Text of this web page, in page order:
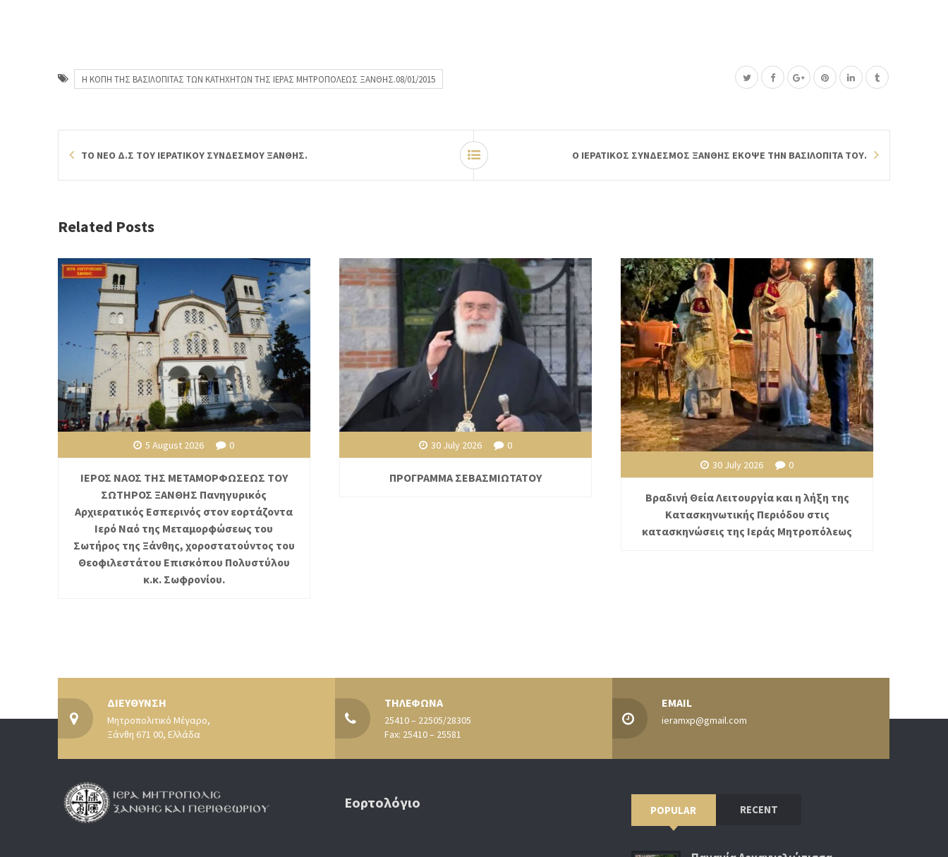
Η ΚΟΠΗ ΤΗΣ ΒΑΣΙΛΟΠΙΤΑΣ ΤΩΝ ΚΑΤΗΧΗΤΩΝ ΤΗΣ ΙΕΡΑΣ ΜΗΤΡΟΠΟΛΕΩΣ ΞΑΝΘΗΣ.08/01/2015
ΤΟ ΝΕΟ Δ.Σ ΤΟΥ ΙΕΡΑΤΙΚΟΥ ΣΥΝΔΕΣΜΟΥ ΞΑΝΘΗΣ. Ο ΙΕΡΑΤΙΚΟΣ ΣΥΝΔΕΣΜΟΣ ΞΑΝΘΗΣ ΕΚΟΨΕ ΤΗΝ ΒΑΣΙΛΟΠΙΤΑ ΤΟΥ.
Related Posts
5 August 2026 0
ΙΕΡΟΣ ΝΑΟΣ ΤΗΣ ΜΕΤΑΜΟΡΦΩΣΕΩΣ ΤΟΥ
ΣΩΤΗΡΟΣ ΞΑΝΘΗΣ Πανηγυρικός
Αρχιερατικός Εσπερινός στον εορτάζοντα
Ιερό Ναό της Μεταμορφώσεως του
Σωτήρος της Ξάνθης, χοροστατούντος του
Θεοφιλεστάτου Επισκόπου Πολυστύλου
κ.κ. Σωφρονίου.
30 July 2026 0
ΠΡΟΓΡΑΜΜΑ ΣΕΒΑΣΜΙΩΤΑΤΟΥ
30 July 2026 0
Βραδινή Θεία Λειτουργία και η λήξη της
Κατασκηνωτικής Περιόδου στις
κατασκηνώσεις της Ιεράς Μητροπόλεως
ΔΙΕΥΘΥΝΣΗ
Μητροπολιτικό Μέγαρο,
Ξάνθη 671 00, Ελλάδα
ΤΗΛΕΦΩΝΑ
25410 – 22505/28305
Fax: 25410 – 25581
EMAIL
ieramxp@gmail.com
Εορτολόγιο POPULAR RECENT